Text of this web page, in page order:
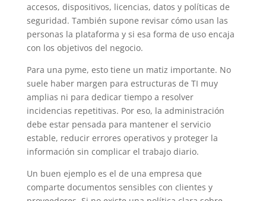
accesos, dispositivos, licencias, datos y políticas de
seguridad. También supone revisar cómo usan las
personas la plataforma y si esa forma de uso encaja
con los objetivos del negocio.
Para una pyme, esto tiene un matiz importante. No
suele haber margen para estructuras de TI muy
amplias ni para dedicar tiempo a resolver
incidencias repetitivas. Por eso, la administración
debe estar pensada para mantener el servicio
estable, reducir errores operativos y proteger la
información sin complicar el trabajo diario.
Un buen ejemplo es el de una empresa que
comparte documentos sensibles con clientes y